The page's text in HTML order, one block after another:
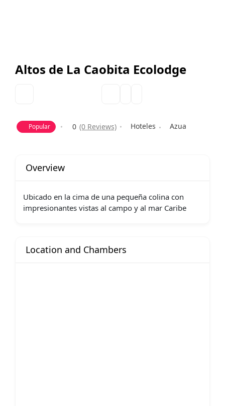
Altos de La Caobita Ecolodge
Popular 0 (0 Reviews) Hoteles Azua
Overview
Ubicado en la cima de una pequeña colina con
impresionantes vistas al campo y al mar Caribe
Location and Chambers